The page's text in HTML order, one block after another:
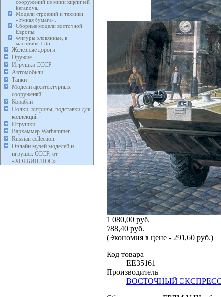
сооружений из мини кирпичей
keranova.
Модели строений и техники
«Умная бумага».
Сборные модели восточной
Европы.
Фигуры оловянные, в
масштабе 1:35.
Железные дороги
Оружие
Игрушки СССР
Автомобили
Танки
Модели архитектурных
сооружений.
Корабли
Полки, витрины, подставки для
коллекций.
Игрушки
Вархаммер Warhammer
Russian collection.
Онлайн музей моделей и
игрушек СССР, от
«ХОББИПЛЮС»
1 080,00 руб.
788,40 руб.
(Экономия в цене - 291,60 руб.)
Код товара
EE35161
Производитель
ВОСТОЧНЫЙ